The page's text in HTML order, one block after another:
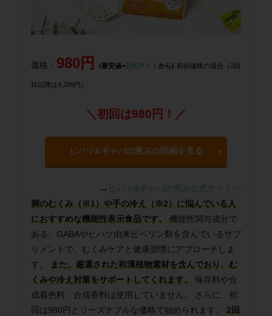
価格： 980円 (最安値=公式サイト から) 初回価格の場合（2回
目以降は4,299円）
＼初回は980円！／
ヒハツ&ギャバの恵みの詳細を見る
→ ヒハツ&ギャバの恵み公式サイトへ
脚のむくみ（※1）や手の冷え（※2）に悩んでいる人
におすすめな機能性表示食品です。 機能性関与成分で
ある、GABAやヒハツ由来ピペリン類を含んでいるサプ
リメントで、むくみケアと健康習慣にアプローチしま
す。
また、厳選された和漢植物素材を含んでおり、む
くみや冷え対策をサポートしてくれます。
保存料や合
成着色料、合成香料は使用していません。 さらに、初
回は980円とリーズナブルな価格で始められます。 2回